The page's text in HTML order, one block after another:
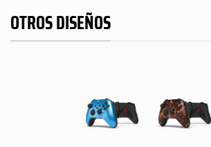
OTROS DISEÑOS